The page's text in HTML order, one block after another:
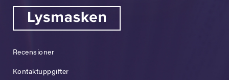
Recensioner
Kontaktuppgifter